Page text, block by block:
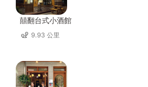
囍翻台式小酒館
9.93 公里